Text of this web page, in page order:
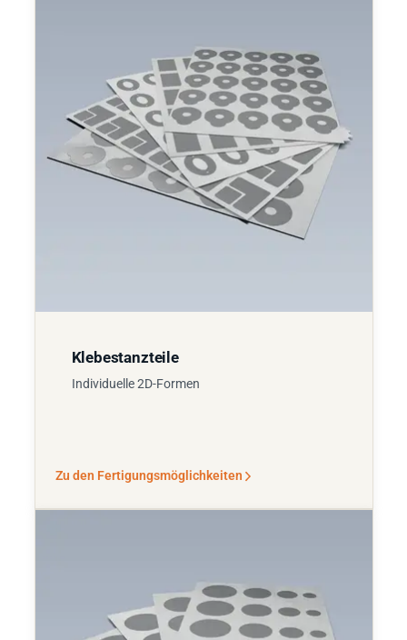
Klebestanzteile
Individuelle 2D-Formen
Zu den Fertigungsmöglichkeiten